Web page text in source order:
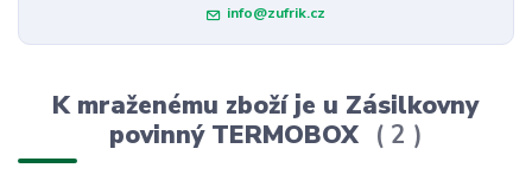
info@zufrik.cz
K mraženému zboží je u Zásilkovny
povinný TERMOBOX
2